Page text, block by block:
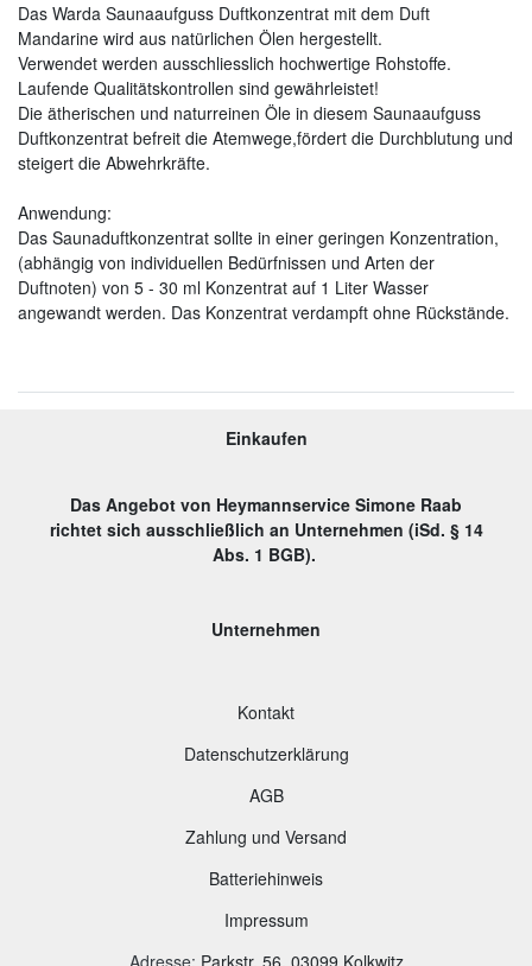
Das Warda Saunaaufguss Duftkonzentrat mit dem Duft
Mandarine wird aus natürlichen Ölen hergestellt.
Verwendet werden ausschliesslich hochwertige Rohstoffe.
Laufende Qualitätskontrollen sind gewährleistet!
Die ätherischen und naturreinen Öle in diesem Saunaaufguss
Duftkonzentrat befreit die Atemwege,fördert die Durchblutung und
steigert die Abwehrkräfte.
Anwendung:
Das Saunaduftkonzentrat sollte in einer geringen Konzentration,
(abhängig von individuellen Bedürfnissen und Arten der
Duftnoten) von 5 - 30 ml Konzentrat auf 1 Liter Wasser
angewandt werden. Das Konzentrat verdampft ohne Rückstände.
Einkaufen
Das Angebot von Heymannservice Simone Raab
richtet sich ausschließlich an Unternehmen (iSd. § 14
Abs. 1 BGB).
Unternehmen
Kontakt
Datenschutzerklärung
AGB
Zahlung und Versand
Batteriehinweis
Impressum
Adresse: Parkstr. 56, 03099 Kolkwitz